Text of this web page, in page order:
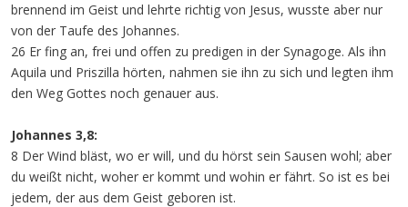
brennend im Geist und lehrte richtig von Jesus, wusste aber nur
von der Taufe des Johannes.
26 Er fing an, frei und offen zu predigen in der Synagoge. Als ihn
Aquila und Priszilla hörten, nahmen sie ihn zu sich und legten ihm
den Weg Gottes noch genauer aus.
Johannes 3,8:
8 Der Wind bläst, wo er will, und du hörst sein Sausen wohl; aber
du weißt nicht, woher er kommt und wohin er fährt. So ist es bei
jedem, der aus dem Geist geboren ist.